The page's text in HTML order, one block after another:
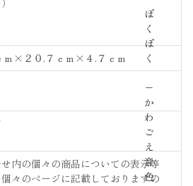
ぽ
く
ぽ
く
−
か
わ
ご
え
音
色
ｍ×２０.７ｃｍ×４.７ｃｍ
内の個々の商品についての表示等
々のページに記載しておりますの